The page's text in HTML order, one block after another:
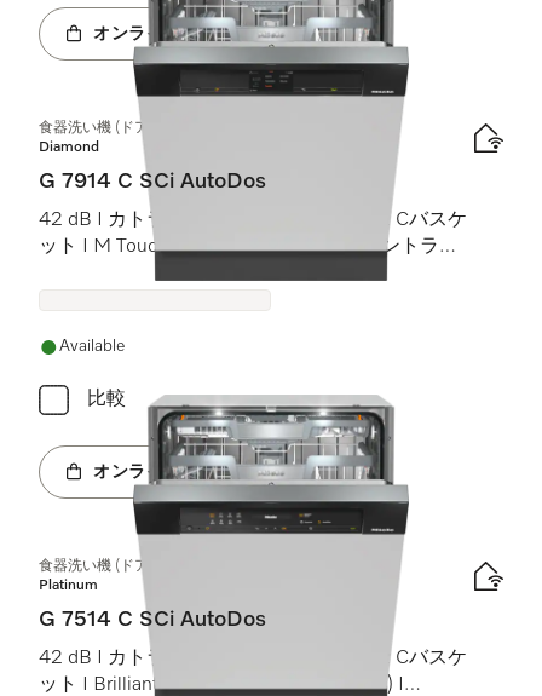
オンラインショップへ
食器洗い機 (ドア材取付専用タイプ)
Diamond
G 7914 C SCi AutoDos
42 dB I カトラリートレイ I MaxiComfort Cバスケ
ット I M Touch I BrilliantLight (ブリリアントライ
Available
比較
オンラインショップへ
食器洗い機 (ドア材取付専用タイプ)
Platinum
G 7514 C SCi AutoDos
42 dB I カトラリートレイ I MaxiComfort Cバスケ
ット I BrilliantLight (ブリリアントライト) I